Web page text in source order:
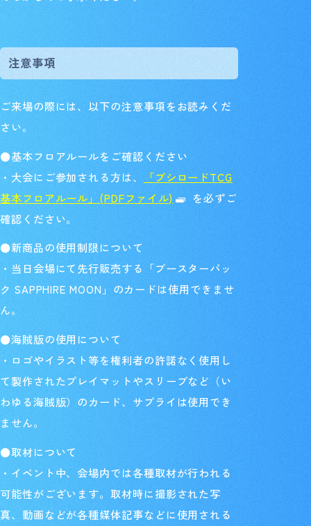
注意事項
ご来場の際には、以下の注意事項をお読みくだ
さい。
●基本フロアルールをご確認ください
・大会にご参加される方は、
「ブシロードTCG
基本フロアルール」(PDFファイル)
を必ずご
確認ください。
●新商品の使用制限について
・当日会場にて先行販売する「ブースターパッ
ク SAPPHIRE MOON」のカードは使用できませ
ん。
●海賊版の使用について
・ロゴやイラスト等を権利者の許諾なく使用し
て製作されたプレイマットやスリーブなど（い
わゆる海賊版）のカード、サプライは使用でき
ません。
●取材について
・イベント中、会場内では各種取材が行われる
可能性がございます。取材時に撮影された写
真、動画などが各種媒体記事などに使用される